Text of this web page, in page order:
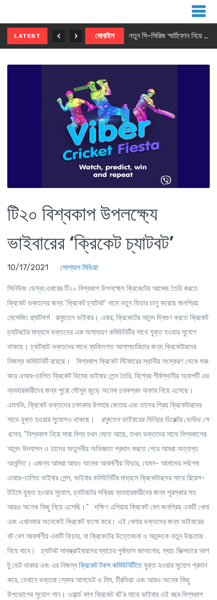
LATEST মোবাইল নতুন সি-সিরিজ স্মার্টফোন নিয়ে আসছে রিয়েলমি
টি২০ বিশ্বকাপ উপলক্ষ্যে
ভাইবারের ‘ক্রিকেট চ্যাটবট’
10/17/2021 সোশ্যাল মিডিয়া
সিনিউজ ডেস্ক:এবারের টি২০ বিশ্বকাপ উপলক্ষ্যে ক্রিকেটের আমেজ তৈরি করতে
ক্রিকেট ভক্তদের জন্য ‘ক্রিকেট চ্যাটবট’ নামে নতুন ফিচার চালু করেছে জনপ্রিয়
মেসেজিং প্ল্যাটফর্ম রাকুতেন ভাইবার। এবার, ক্রিকেটের আনন্দ দ্বিগুণ করতে ক্রিকেট
চ্যাটবটের মাধ্যমে ভক্তদের এক অসাধারণ কমিউনিটির সাথে যুক্ত হওয়ার সুযোগ
থাকছে। চ্যাটবটে ভক্তদের সাথে ব্যক্তিগত আলাপচারিতার জন্য ক্রিকেটারদের
নিজস্ব কমিউনিটি রয়েছে। বিশ্বকাপ ক্রিকেট স্টিকারের স্থানীয় সংস্করণ থেকে শুরু
করে এআর-চালিত ক্রিকেট থিমের ভাইবার লেন্স তৈরি, বিশ্বের শীর্ষস্থানীয় অ্যাপটি এর
ব্যবহারকারীদের জন্য পুরো মৌসুম জুড়ে অনেক চমকপ্রদ অফার নিয়ে এসেছে।
এমনকি, ক্রিকেট ভক্তদের চমৎকার উপহার জেতার এবং তাদের প্রিয় ক্রিকেটারদের
সাথে যুক্ত হওয়ার সুযোগও থাকছে।
রাকুতেন ভাইবারের সিনিয়র ডিরেক্টর ডেভিড সে
বলেন, “বিশ্বকাপ নিয়ে সারা বিশ্ব যখন মেতে আছে, তখন ভক্তদের সাথে বিশ্বকাপের
আনন্দ উদযাপন ও তাদের অতুলনীয় অভিজ্ঞতা প্রদান করতে পেরে আমরা অত্যন্ত
আনন্দিত। এজন্য আমরা আরও অনেক আকর্ষণীয় ফিচার, যেমন- আমাদের সর্বশেষ
এআর-চালিত ভাইবার লেন্স, ভাইবার কমিউনিটির মাধ্যমে ক্রিকেটারদের সাথে রিয়েল-
টাইমে যুক্ত হওয়ার সুযোগ, চ্যাটবটের সক্রিয় ব্যবহারকারীদের জন্য পুরস্কার সহ
আরও অনেক কিছু নিয়ে এসেছি।” দক্ষিণ এশিয়ায় ক্রিকেট বেশ জনপ্রিয় একটি খেলা
এবং এখানকার অনেকেই ক্রিকেট ফলো করে। এই খেলার ভক্তদের জন্য ভাইবারের
বট বেশ আকর্ষণীয় একটি ফিচার, যা ক্রিকেটের উত্তেজনা ও আনন্দকে নতুন উচ্চতায়
নিয়ে যাবে। চ্যাটবট সাবস্ক্রাইবারদের ম্যাচের পূর্বাভাস জানানোর, ম্যাচ ফিক্সচারে আপ
টু ডেট থাকার এবং এর নিজস্বক্রিকেট টকস কমিউনিটিতেযুক্ত হওয়ার সুযোগ প্রদান
করে, যেখানে ভক্তরা স্কোর আপডেট ও মিম, ট্রিভিয়া এবং আরও অনেক কিছু
উপভোগের সুযোগ পান। ওয়ার্ল্ড কাপ ক্রিকেট বট’র সাথে ভাইবার এই বছর বিশ্বকাপ